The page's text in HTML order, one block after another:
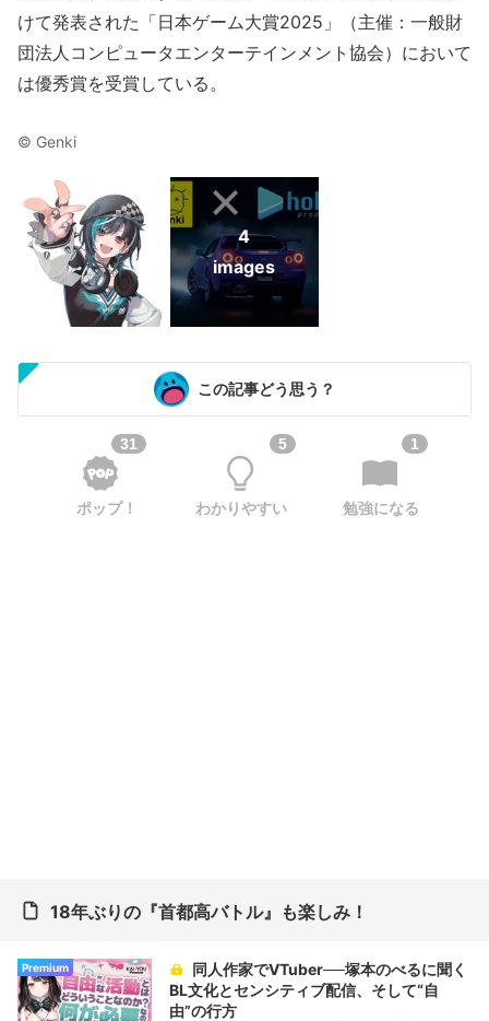
けて発表された「日本ゲーム大賞2025」（主催：一般財
団法人コンピュータエンターテインメント協会）において
は優秀賞を受賞している。
© Genki
4
images
この記事どう思う？
31
ポップ！
5
わかりやすい
1
勉強になる
18年ぶりの『首都高バトル』も楽しみ！
Premium
同人作家でVTuber──塚本のべるに聞く
BL文化とセンシティブ配信、そして“自
由”の行方